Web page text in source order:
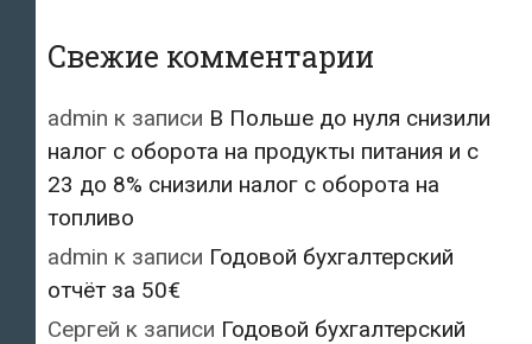
Свежие комментарии
admin к записи В Польше до нуля снизили
налог с оборота на продукты питания и с
23 до 8% снизили налог с оборота на
топливо
admin к записи Годовой бухгалтерский
отчёт за 50€
Сергей к записи Годовой бухгалтерский